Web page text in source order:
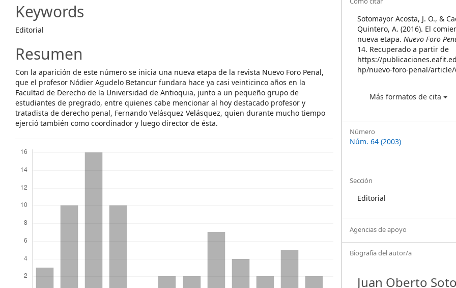
Content
Keywords
Editorial
Resumen
Con la aparición de este número se inicia una nueva etapa de la revista Nuevo Foro Penal,
que el profesor Nódier Agudelo Betancur fundara hace ya casi veinticinco años en la
Facultad de Derecho de la Universidad de Antioquia, junto a un pequeño grupo de
estudiantes de pregrado, entre quienes cabe mencionar al hoy destacado profesor y
tratadista de derecho penal, Fernando Velásquez Velásquez, quien durante mucho tiempo
ejerció también como coordinador y luego director de ésta.
Details
Sotomayor Acosta, J. O., &
Quintero, A. (2016). El
nueva etapa.Nuevo Foro
14. Recuperado a partir de
https://
hp/nuevo-foro-penal/article/
Más formatos de cita
Número
Núm. 64 (2003)
Sección
Editorial
Agencias de apoyo
Biografía del autor/a
Juan Oberto